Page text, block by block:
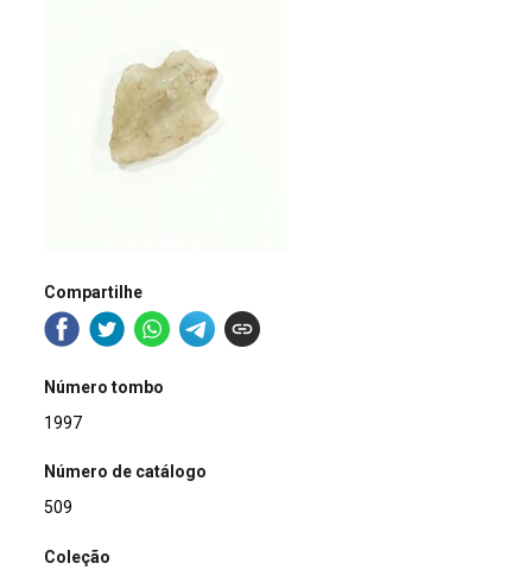
Compartilhe
Número tombo
1997
Número de catálogo
509
Coleção